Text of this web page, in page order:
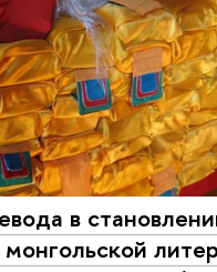
в
монгольской